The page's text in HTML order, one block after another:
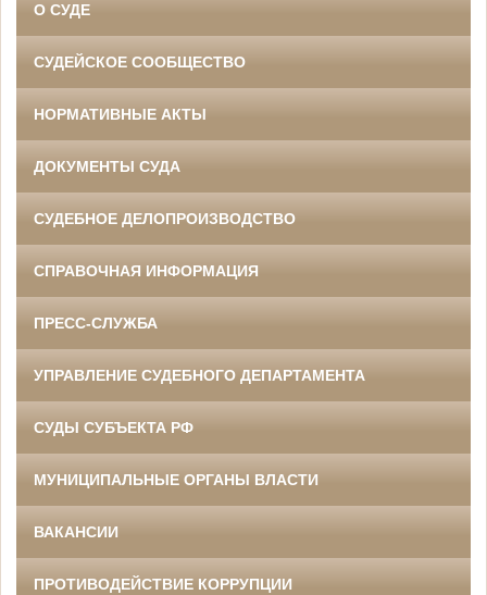
О СУДЕ
СУДЕЙСКОЕ СООБЩЕСТВО
НОРМАТИВНЫЕ АКТЫ
ДОКУМЕНТЫ СУДА
СУДЕБНОЕ ДЕЛОПРОИЗВОДСТВО
СПРАВОЧНАЯ ИНФОРМАЦИЯ
ПРЕСС-СЛУЖБА
УПРАВЛЕНИЕ СУДЕБНОГО ДЕПАРТАМЕНТА
СУДЫ СУБЪЕКТА РФ
МУНИЦИПАЛЬНЫЕ ОРГАНЫ ВЛАСТИ
ВАКАНСИИ
ПРОТИВОДЕЙСТВИЕ КОРРУПЦИИ